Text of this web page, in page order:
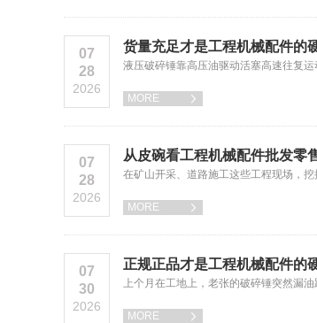
07
28
2026
货量充足才是工程机械配件的
液压破碎锤靠高压油驱动活塞高速往复
MORE 
07
28
2026
从皮碗看工程机械配件批发零
在矿山开采、道路施工这些工程现场，
MORE 
07
30
2026
正规正品才是工程机械配件的
上个月在工地上，老张的破碎锤突然漏
MORE 